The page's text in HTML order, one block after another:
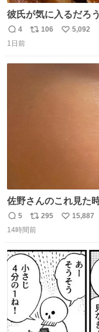
彼氏が気に入るだろ
美味しい美味しい言
返
信
4
リ
106
い
5,092
1日前
佐野さんのこれ見た
はりアイドルって体
返
信
5
リ
ポ
ト
295
い
数
15,887
14時間前